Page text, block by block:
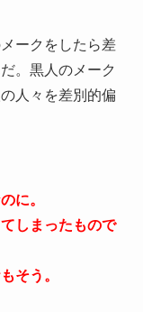
ークをしたら差
。黒人のメーク
人々を差別的偏
に。
しまったもので
そう。